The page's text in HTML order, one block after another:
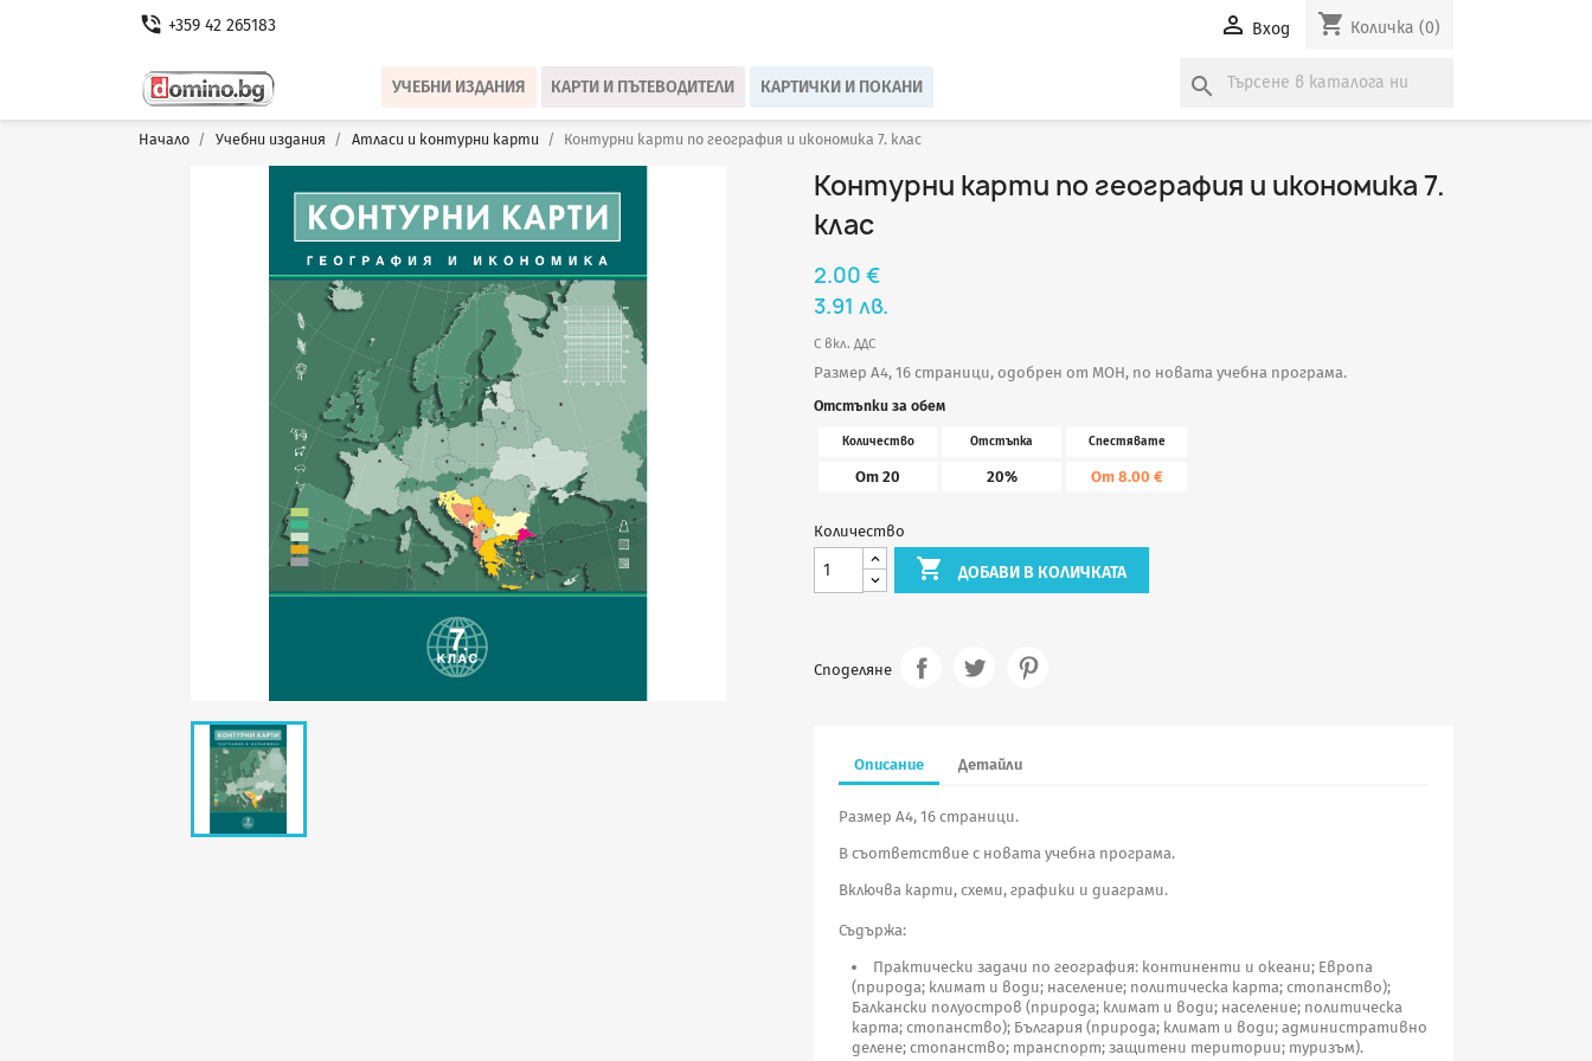
phone_in_talk +359 42 265183  Вход shopping_cart Количка (0)
УЧЕБНИ ИЗДАНИЯ КАРТИ И ПЪТЕВОДИТЕЛИ КАРТИЧКИ И ПОКАНИ search
Начало Учебни издания Атласи и контурни карти Контурни карти по география и икономика 7. клас
Контурни карти по география и икономика 7.
клас
2.00 €
3.91 лв.
С вкл. ДДС
Размер A4, 16 страници, одобрен от МОН, по новата учебна програма.
Отстъпки за обем
Количество Отстъпка Спестявате
От 20 20% От 8.00 €
Количество
 ДОБАВИ В КОЛИЧКАТА
Споделяне
Описание Детайли
Размер А4, 16 страници.
В съответствие с новата учебна програма.
Включва карти, схеми, графики и диаграми.
Съдържа:
Практически задачи по география: континенти и океани; Европа
(природа; климат и води; население; политическа карта; стопанство);
Балкански полуостров (природа; климат и води; население; политическа
карта; стопанство); България (природа; климат и води; административно
делене; стопанство; транспорт; защитени територии; туризъм).